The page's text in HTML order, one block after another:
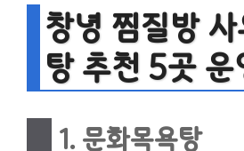
창녕 찜질방
탕 추천 5곳
1. 문화목욕탕